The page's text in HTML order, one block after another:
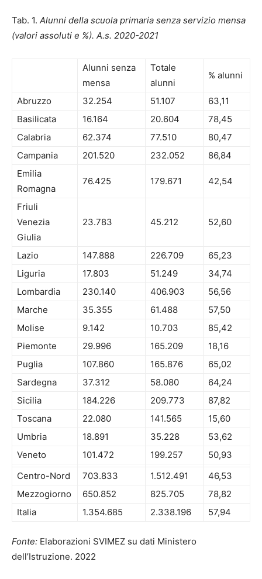
Tab. 1. Alunni della scuola primaria senza servizio mensa
(valori assoluti e %). A.s. 2020-2021
Alunni senza
mensa
Totale
alunni
% alunni
Abruzzo 32.254 51.107
63,11
Basilicata
16.164 20.604
78,45
Calabria
62.374 77.510
80,47
Campania
201.520 232.052
86,84
Emilia
Romagna
76.425 179.671 42,54
Friuli
Venezia
Giulia
23.783 45.212 52,60
Lazio 147.888 226.709
65,23
Liguria
17.803 51.249
34,74
Lombardia
230.140 406.903
56,56
Marche
35.355 61.488
57,50
Molise
9.142 10.703
85,42
Piemonte
29.996 165.209
18,16
Puglia
107.860 165.876
65,02
Sardegna
37.312 58.080
64,24
Sicilia
184.226 209.773
87,82
Toscana
22.080 141.565
15,60
Umbria
18.891 35.228
53,62
Veneto
101.472 199.257
50,93
Centro-Nord
703.833 1.512.491
46,53
Mezzogiorno
650.852 825.705
78,82
Italia
1.354.685 2.338.196 57,94
Fonte: Elaborazioni SVIMEZ su dati Ministero
dell’Istruzione. 2022